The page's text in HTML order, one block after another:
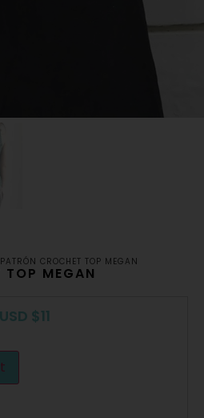
CROCHET TOP MEGAN
MEGAN
USD $11